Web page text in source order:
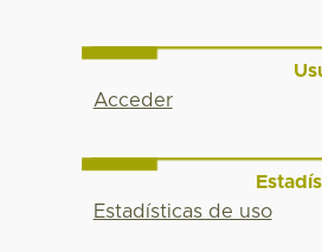
Acceder
Estadísticas de uso